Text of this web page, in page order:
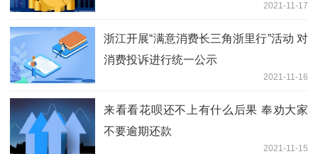
2021-11-17
浙江开展“满意消费长三角浙里行”活动 对
消费投诉进行统一公示
2021-11-16
来看看花呗还不上有什么后果 奉劝大家
不要逾期还款
2021-11-15